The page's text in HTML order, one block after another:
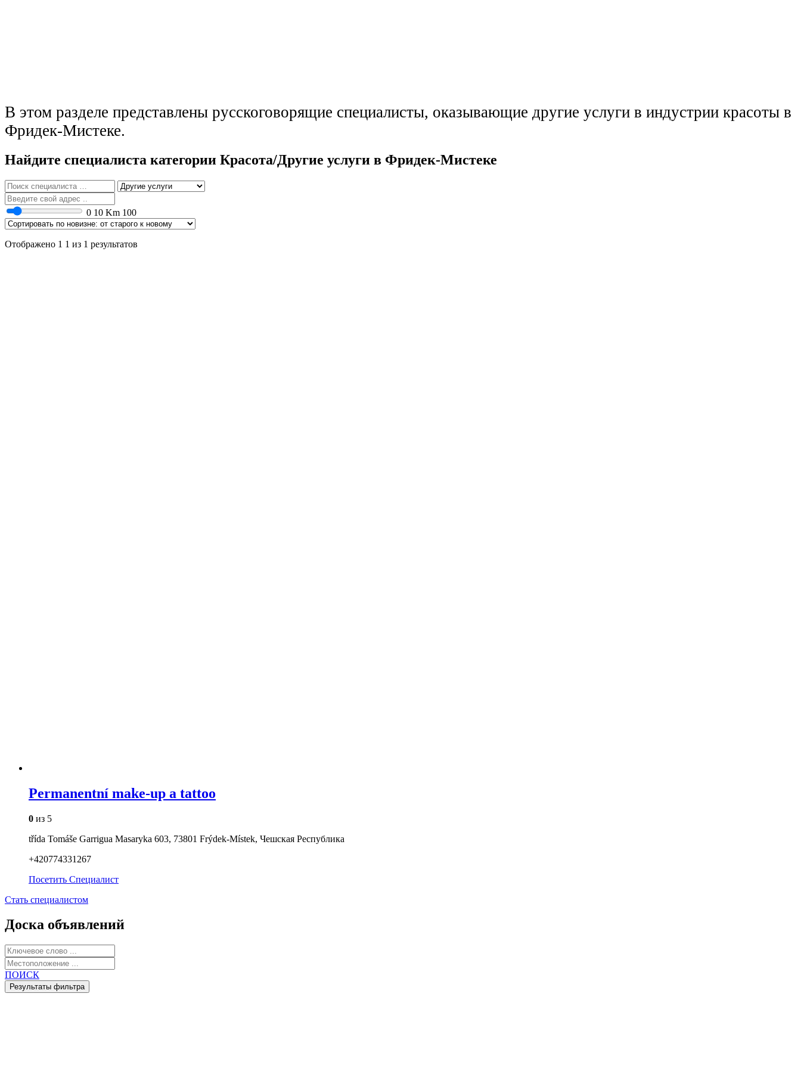
В этом разделе представлены русскоговорящие специалисты, оказывающие другие услуги в индустрии красоты в
Фридек-Мистеке.
Найдите специалиста категории Красота/Другие услуги в Фридек-Мистеке
0 10 Km 100
Отображено 1 1 из 1 результатов
Permanentní make-up a tattoo
0 из 5
třída Tomáše Garrigua Masaryka 603, 73801 Frýdek-Místek, Чешская Республика
+420774331267
Посетить Специалист
Стать специалистом
Доска объявлений
ПОИСК